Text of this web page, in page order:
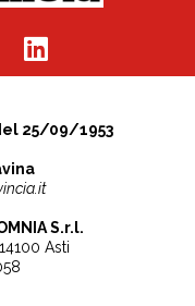
25/09/1953
S.r.l.
Asti